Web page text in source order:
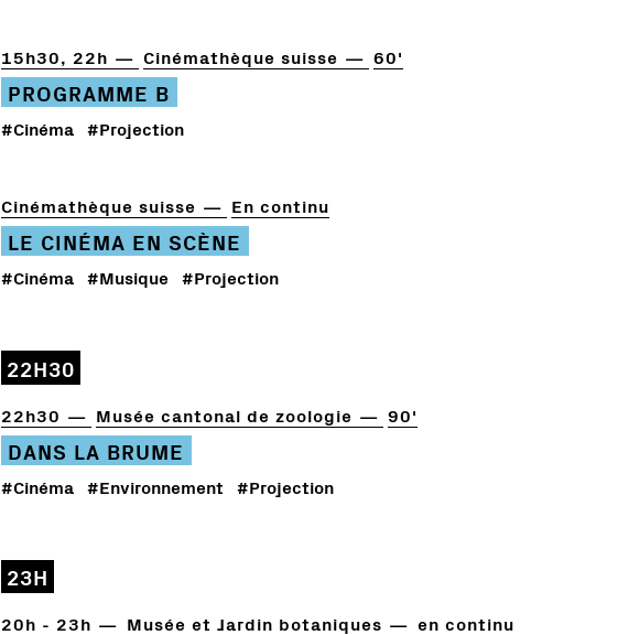
15h30, 22h Cinémathèque suisse 60'
PROGRAMME B
#Cinéma #Projection
Cinémathèque suisse En continu
LE CINÉMA EN SCÈNE
#Cinéma #Musique #Projection
22H30
22h30 Musée cantonal de zoologie 90'
DANS LA BRUME
#Cinéma #Environnement #Projection
23H
20h - 23h Musée et Jardin botaniques en continu